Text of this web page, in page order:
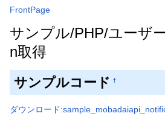
FrontPage
サンプル/PHP/ユーザ
n取得
サンプルコード †
ダウンロード